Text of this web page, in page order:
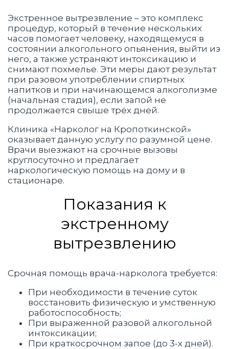
Экстренное вытрезвление – это комплекс
процедур, который в течение нескольких
часов помогает человеку, находящемуся в
состоянии алкогольного опьянения, выйти из
него, а также устраняют интоксикацию и
снимают похмелье. Эти меры дают результат
при разовом употреблении спиртных
напитков и при начинающемся алкоголизме
(начальная стадия), если запой не
продолжается свыше трёх дней.
Клиника «Нарколог на Кропоткинской»
оказывает данную услугу по разумной цене.
Врачи выезжают на срочные вызовы
круглосуточно и предлагает
наркологическую помощь на дому и в
стационаре.
Показания к
экстренному
вытрезвлению
Срочная помощь врача-нарколога требуется:
При необходимости в течение суток
восстановить физическую и умственную
работоспособность;
При выраженной разовой алкогольной
интоксикации;
При краткосрочном запое (до 3-х дней).